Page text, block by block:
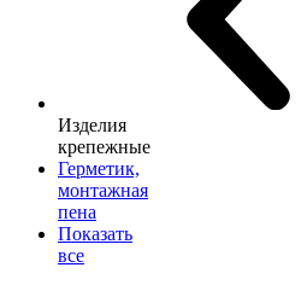
Изделия
крепежные
Герметик,
монтажная
пена
Показать
все